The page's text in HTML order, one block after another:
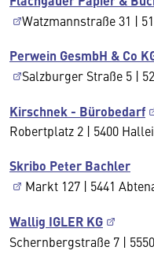
Watzmannstraße 31 |
Perwein GesmbH & Co
Salzburger Straße 5 |
Kirschnek - Bürobedarf
Robertplatz 2 | 5400
Skribo Peter Bachler
Markt 127 | 5441
Wallig IGLER KG
Schernbergstraße 7 |